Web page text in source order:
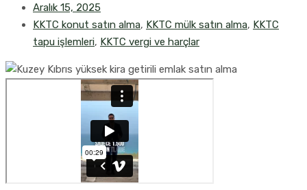
Aralık 15, 2025
KKTC konut satın alma, KKTC mülk satın alma, KKTC
tapu işlemleri, KKTC vergi ve harçlar